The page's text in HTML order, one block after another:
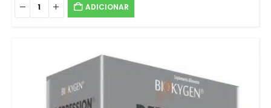
ADICIONAR